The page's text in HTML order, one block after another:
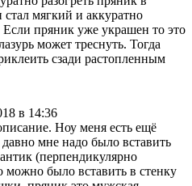
стал мягкий и аккуратно
Если пряник уже украшен то это
может треснуть. Тогда
сзади растопленным
в 14:36
Ноу меня есть ещё
мне надо было вставить
(перпендикулярно
можно было вставить в стенку